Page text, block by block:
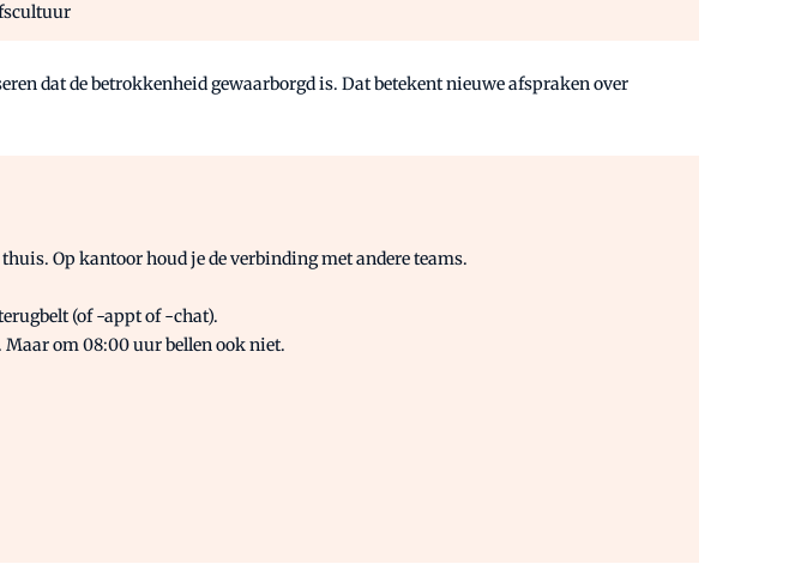
dat de betrokkenheid gewaarborgd is. Dat betekent nieuwe afspraken over
Op kantoor houd je de verbinding met andere teams.
(of -appt of -chat).
om 08:00 uur bellen ook niet.